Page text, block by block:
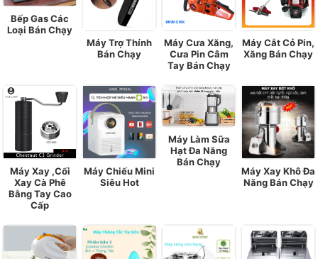
Bếp Gas Các
Loại Bán Chạy
Máy Trợ Thính
Bán Chạy
Máy Cưa Xăng,
Cưa Pin Câm
Tay Bán Chạy
Máy Cắt Cỏ Pin,
Xăng Bán Chạy
Máy Xay ,Cối
Xay Cà Phê
Bằng Tay Cao
Cấp
Máy Chiếu Mini
Siêu Hot
Máy Làm Sữa
Hạt Đa Năng
Bán Chạy
Máy Xay Khô Đa
Năng Bán Chạy